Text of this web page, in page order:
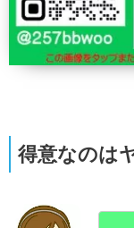
得意なのは